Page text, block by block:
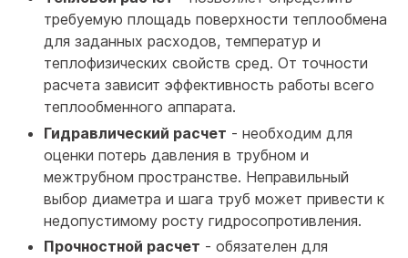
требуемую площадь поверхности теплообмена
для заданных расходов, температур и
теплофизических свойств сред. От точности
расчета зависит эффективность работы всего
теплообменного аппарата.
Гидравлический расчет - необходим для
оценки потерь давления в трубном и
межтрубном пространстве. Неправильный
выбор диаметра и шага труб может привести к
недопустимому росту гидросопротивления.
Прочностной расчет - обязателен для